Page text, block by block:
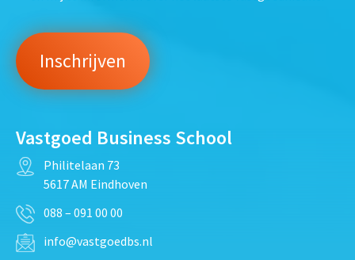
Vastgoed Business School
Philitelaan 73
5617 AM Eindhoven
088 – 091 00 00
info@vastgoedbs.nl